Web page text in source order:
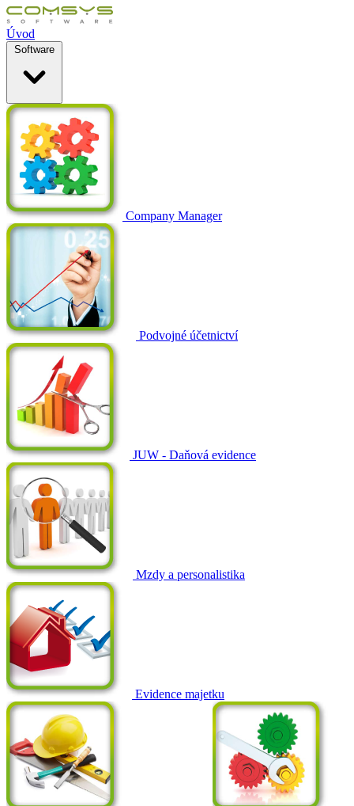
Úvod
Software
Company Manager
Podvojné účetnictví
JUW - Daňová evidence
Mzdy a personalistika
Evidence majetku